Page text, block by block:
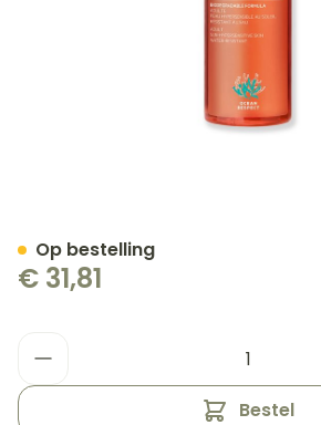
€ 31,81
Bestel
Op bestelling